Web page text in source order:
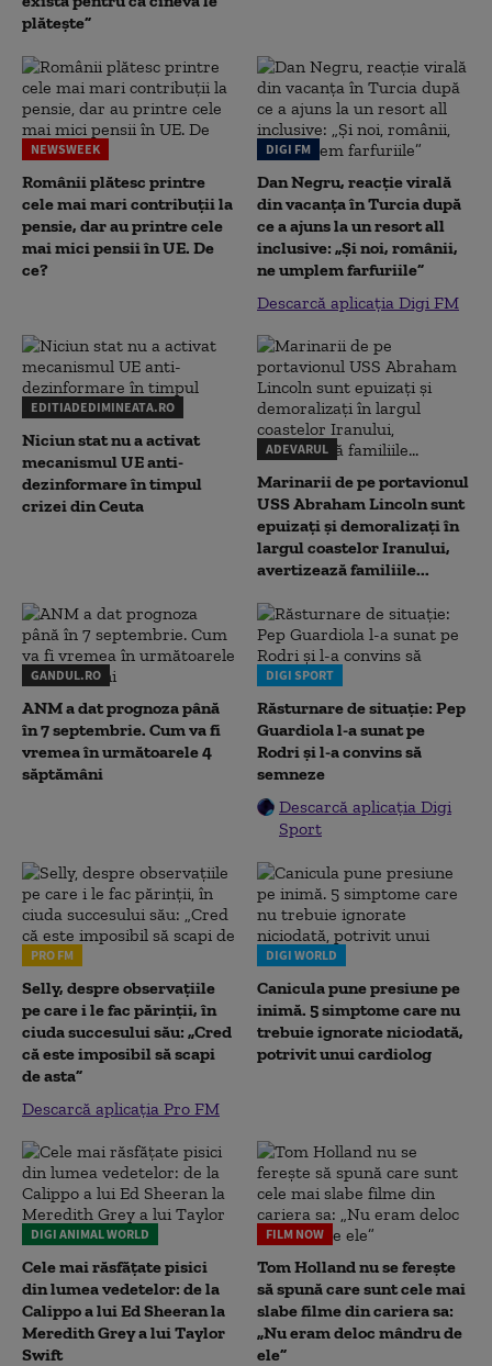
plătește”
NEWSWEEK
Românii plătesc printre
cele mai mari contribuții la
pensie, dar au printre cele
mai mici pensii în UE. De
ce?
DIGI FM
Dan Negru, reacție virală
din vacanța în Turcia după
ce a ajuns la un resort all
inclusive: „Și noi, românii,
ne umplem farfuriile”
Descarcă aplicația Digi FM
EDITIADEDIMINEATA.RO
Niciun stat nu a activat
mecanismul UE anti-
dezinformare în timpul
crizei din Ceuta
ADEVARUL
Marinarii de pe portavionul
USS Abraham Lincoln sunt
epuizați și demoralizați în
largul coastelor Iranului,
avertizează familiile...
GANDUL.RO
ANM a dat prognoza până
în 7 septembrie. Cum va fi
vremea în următoarele 4
săptămâni
DIGI SPORT
Răsturnare de situație: Pep
Guardiola l-a sunat pe
Rodri și l-a convins să
semneze
Descarcă aplicația Digi
Sport
PRO FM
Selly, despre observațiile
pe care i le fac părinții, în
ciuda succesului său: „Cred
că este imposibil să scapi
de asta”
Descarcă aplicația Pro FM
DIGI WORLD
Canicula pune presiune pe
inimă. 5 simptome care nu
trebuie ignorate niciodată,
potrivit unui cardiolog
DIGI ANIMAL WORLD
Cele mai răsfățate pisici
din lumea vedetelor: de la
Calippo a lui Ed Sheeran la
Meredith Grey a lui Taylor
Swift
FILM NOW
Tom Holland nu se ferește
să spună care sunt cele mai
slabe filme din cariera sa:
„Nu eram deloc mândru de
ele”